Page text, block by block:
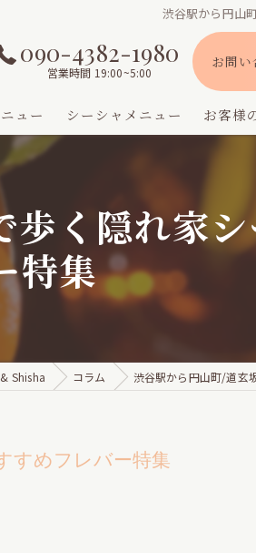
渋谷駅から円山
090-4382-1980
営業時間 19:00~5:00
お問い
ュー シーシャメニュー お客様
く隠れ家
特集
Shisha コラム 渋谷駅から円山町/道玄
すめフレバー特集